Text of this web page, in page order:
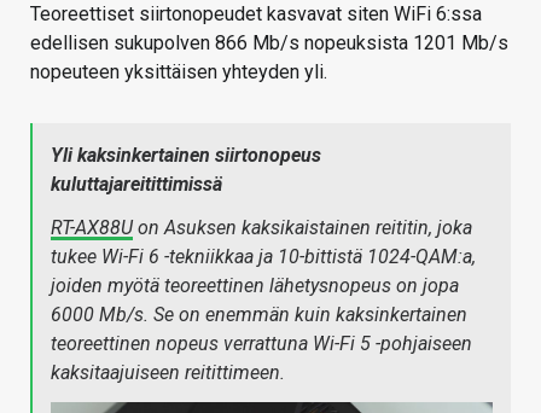
Teoreettiset siirtonopeudet kasvavat siten WiFi 6:ssa
edellisen sukupolven 866 Mb/s nopeuksista 1201 Mb/s
nopeuteen yksittäisen yhteyden yli.
Yli kaksinkertainen siirtonopeus
kuluttajareitittimissä
RT-AX88Uon Asuksen kaksikaistainen reititin, joka
tukee Wi-Fi 6 -tekniikkaa ja 10-bittistä 1024-QAM:a,
joiden myötä teoreettinen lähetysnopeus on jopa
6000 Mb/s. Se on enemmän kuin kaksinkertainen
teoreettinen nopeus verrattuna Wi-Fi 5 -pohjaiseen
kaksitaajuiseen reitittimeen.